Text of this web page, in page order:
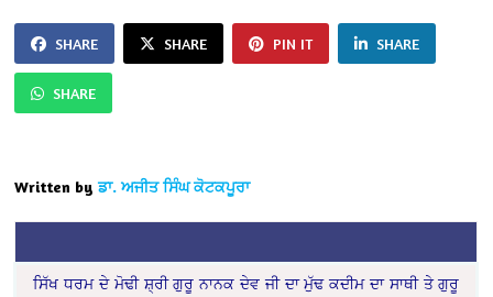
SHARE SHARE PIN IT SHARE
SHARE
Written by ਡਾ. ਅਜੀਤ ਸਿੰਘ ਕੋਟਕਪੂਰਾ
ਸਿੱਖ ਧਰਮ ਦੇ ਮੋਢੀ ਸ਼੍ਰੀ ਗੁਰੂ ਨਾਨਕ ਦੇਵ ਜੀ ਦਾ ਮੁੱਢ ਕਦੀਮ ਦਾ ਸਾਥੀ ਤੇ ਗੁਰੂ